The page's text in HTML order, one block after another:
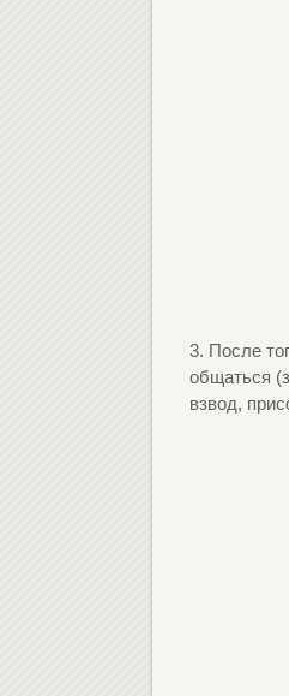
3. После
общаться
взвод,